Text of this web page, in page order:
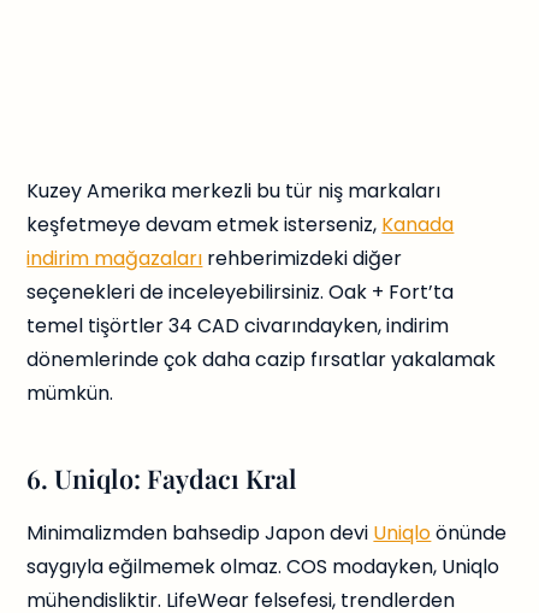
Kuzey Amerika merkezli bu tür niş markaları
keşfetmeye devam etmek isterseniz, Kanada
indirim mağazaları rehberimizdeki diğer
seçenekleri de inceleyebilirsiniz. Oak + Fort’ta
temel tişörtler 34 CAD civarındayken, indirim
dönemlerinde çok daha cazip fırsatlar yakalamak
mümkün.
6. Uniqlo: Faydacı Kral
Minimalizmden bahsedip Japon devi Uniqloönünde
saygıyla eğilmemek olmaz. COS modayken, Uniqlo
mühendisliktir. LifeWear felsefesi, trendlerden